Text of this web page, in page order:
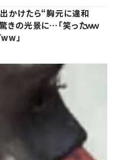
かけたら“胸元に違和
きの光景に…「笑ったｗｗ
ww」